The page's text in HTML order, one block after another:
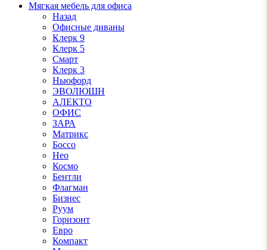
Мягкая мебель для офиса
Назад
Офисные диваны
Клерк 9
Клерк 5
Смарт
Клерк 3
Ньюфорд
ЭВОЛЮШН
АЛЕКТО
ОФИС
ЗАРА
Матрикс
Боссо
Нео
Космо
Бентли
Флагман
Бизнес
Руум
Горизонт
Евро
Компакт